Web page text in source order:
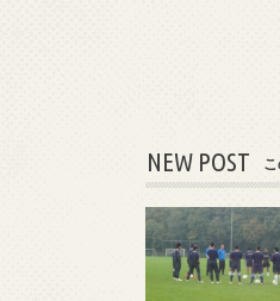
NEW POST